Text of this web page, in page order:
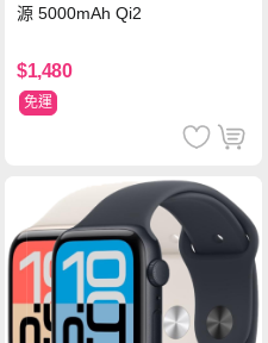
源 5000mAh Qi2
$1,480
免運